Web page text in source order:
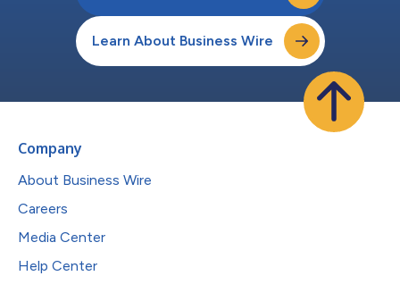
Learn About Business Wire
Company
About Business Wire
Careers
Media Center
Help Center